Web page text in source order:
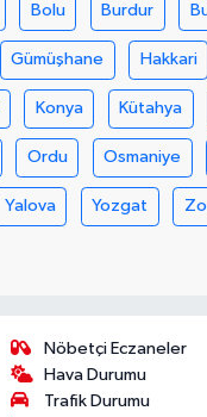
Bolu Burdur
Gümüşhane Hakkari
Konya Kütahya
Ordu Osmaniye
Yalova Yozgat
Nöbetçi Eczaneler
Hava Durumu
Trafik Durumu